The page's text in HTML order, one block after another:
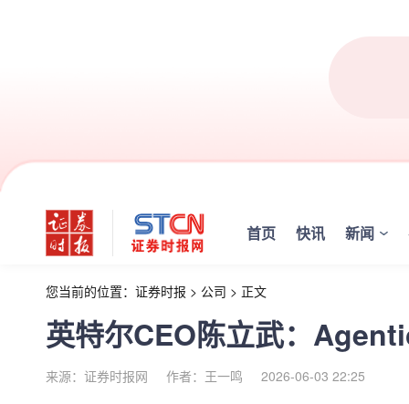
首页 快讯 新闻
您当前的位置： 证券时报 > 公司 > 正文
英特尔CEO陈立武：
来源：证券时报网 作者：王一鸣 2026-06-03 22:25